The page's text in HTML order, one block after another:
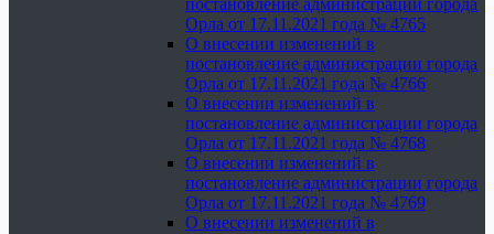
постановление администрации города
Орла от 17.11.2021 года № 4765
О внесении изменений в
постановление администрации города
Орла от 17.11.2021 года № 4766
О внесении изменений в
постановление администрации города
Орла от 17.11.2021 года № 4768
О внесении изменений в
постановление администрации города
Орла от 17.11.2021 года № 4769
О внесении изменений в